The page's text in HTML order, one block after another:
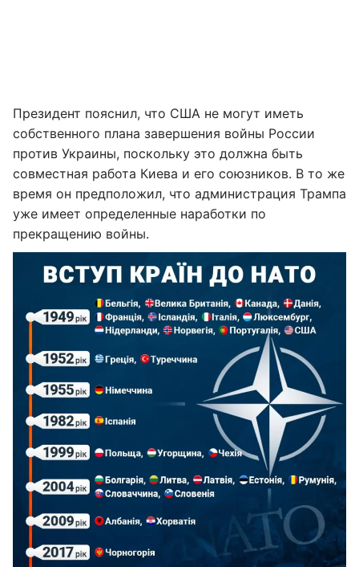
Президент пояснил, что США не могут иметь
собственного плана завершения войны России
против Украины, поскольку это должна быть
совместная работа Киева и его союзников. В то же
время он предположил, что администрация Трампа
уже имеет определенные наработки по
прекращению войны.